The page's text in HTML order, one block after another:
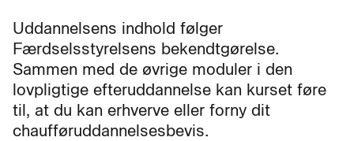
Uddannelsens indhold følger
Færdselsstyrelsens bekendtgørelse.
Sammen med de øvrige moduler i den
lovpligtige efteruddannelse kan kurset føre
til, at du kan erhverve eller forny dit
chaufføruddannelsesbevis.